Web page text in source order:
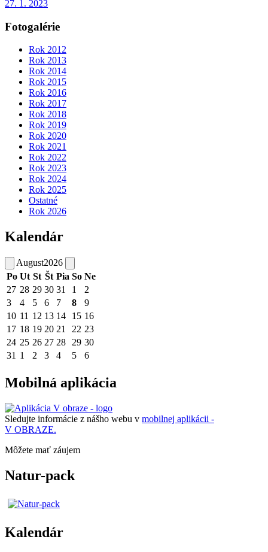
27. 1. 2023
Fotogalérie
Rok 2012
Rok 2013
Rok 2014
Rok 2015
Rok 2016
Rok 2017
Rok 2018
Rok 2019
Rok 2020
Rok 2021
Rok 2022
Rok 2023
Rok 2024
Rok 2025
Ostatné
Rok 2026
Kalendár
August2026
Po Ut St Št Pia So Ne
27 28 29 30 31 1
2
3
4 5 6 7 8
9
10 11 12 13 14 15 16
17 18 19 20 21 22 23
24 25 26 27 28 29 30
31 1 2 3 4 5 6
Mobilná aplikácia
Sledujte informácie z nášho webu v mobilnej aplikácii -
V OBRAZE.
Môžete mať záujem
Natur-pack
Kalendár